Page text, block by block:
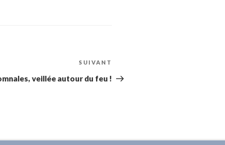
suivant
SUIVANT
veillée autour du feu !